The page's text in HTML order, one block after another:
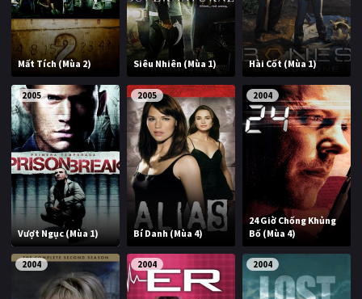
Mất Tích (Mùa 2) Siêu Nhiên (Mùa 1) Hài Cốt (Mùa 1)
2005
Vượt Ngục (Mùa 1)
2005
Bí Danh (Mùa 4)
2004
24 Giờ Chống Khủng
Bố (Mùa 4)
2004 2004 2004